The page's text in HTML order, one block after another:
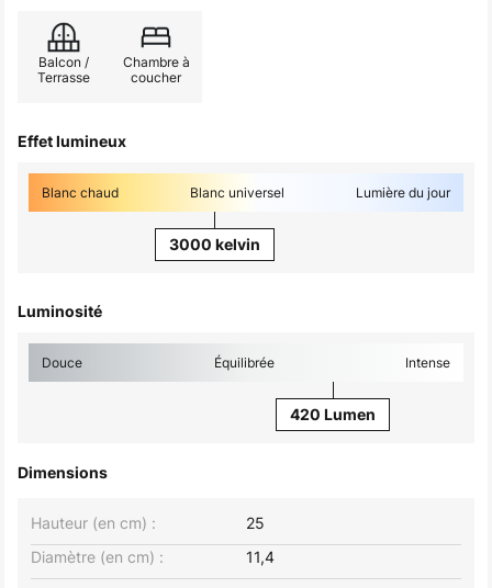
Balcon /
Terrasse
Chambre à
coucher
Effet lumineux
Blanc chaud Blanc universel Lumière du jour
3000 kelvin
Luminosité
Douce Équilibrée Intense
420 Lumen
Dimensions
Hauteur (en cm) :
25
Diamètre (en cm) :
11,4